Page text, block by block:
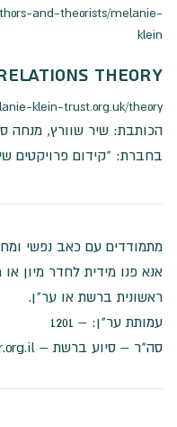
and-theorists/melanie-
klein
Theory?
klein-trust.org.uk/theory
הכותבת: שיר שוורץ, מנחה
בחברת: "קידום פרויקטים
מתמודדים עם כאב נפשי
אנא פנו מידית לחדר מיון
ראשונית ברשת או ער"ן.
עמותת ער"ן: – 1201
סה"ר – סיוע ברשת –